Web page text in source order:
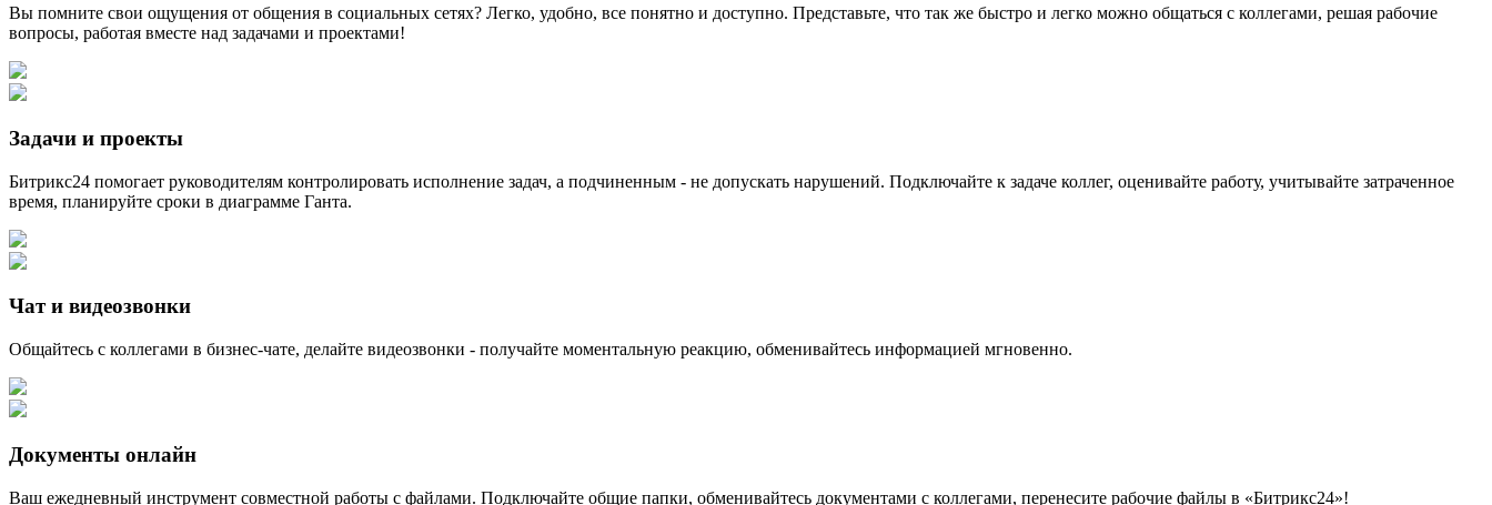
Вы помните свои ощущения от общения в социальных сетях? Легко, удобно, все понятно и доступно. Представьте, что так же быстро и легко можно общаться с коллегами, решая рабочие
вопросы, работая вместе над задачами и проектами!
Задачи и проекты
Битрикс24 помогает руководителям контролировать исполнение задач, а подчиненным - не допускать нарушений. Подключайте к задаче коллег, оценивайте работу, учитывайте затраченное
время, планируйте сроки в диаграмме Ганта.
Чат и видеозвонки
Общайтесь с коллегами в бизнес-чате, делайте видеозвонки - получайте моментальную реакцию, обменивайтесь информацией мгновенно.
Документы онлайн
Ваш ежедневный инструмент совместной работы с файлами. Подключайте общие папки, обменивайтесь документами с коллегами, перенесите рабочие файлы в «Битрикс24»!